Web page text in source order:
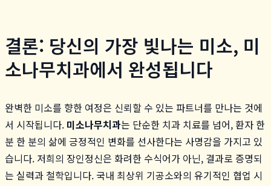
결론: 당신의 가장 빛나는 미소, 미
소나무치과에서 완성됩니다
완벽한 미소를 향한 여정은 신뢰할 수 있는 파트너를 만나는 것에
서 시작됩니다. 미소나무치과는 단순한 치과 치료를 넘어, 환자 한
분 한 분의 삶에 긍정적인 변화를 선사한다는 사명감을 가지고 있
습니다. 저희의 장인정신은 화려한 수식어가 아닌, 결과로 증명되
는 실력과 철학입니다. 국내 최상위 기공소와의 유기적인 협업 시